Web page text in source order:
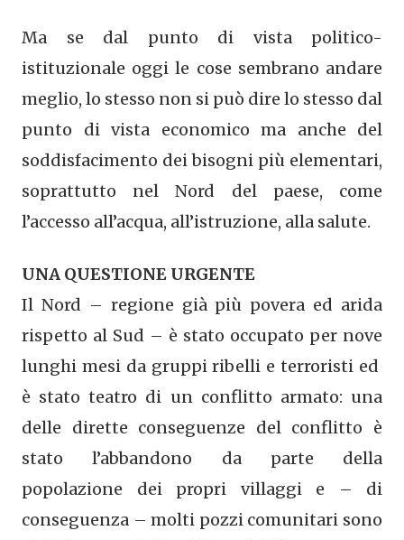
Ma se dal punto di vista politico-
istituzionale oggi le cose sembrano andare
meglio, lo stesso non si può dire lo stesso dal
punto di vista economico ma anche del
soddisfacimento dei bisogni più elementari,
soprattutto nel Nord del paese, come
l’accesso all’acqua, all’istruzione, alla salute.
UNA QUESTIONE URGENTE
Il Nord – regione già più povera ed arida
rispetto al Sud – è stato occupato per nove
lunghi mesi da gruppi ribelli e terroristi ed
è stato teatro di un conflitto armato: una
delle dirette conseguenze del conflitto è
stato l’abbandono da parte della
popolazione dei propri villaggi e – di
conseguenza – molti pozzi comunitari sono